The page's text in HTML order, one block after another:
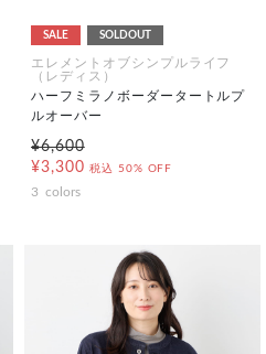
SALE SOLDOUT
エレメントオブシンプルライフ
（レディス）
ハーフミラノボーダータートルプ
ルオーバー
¥6,600
¥3,300 税込 50% OFF
3 colors